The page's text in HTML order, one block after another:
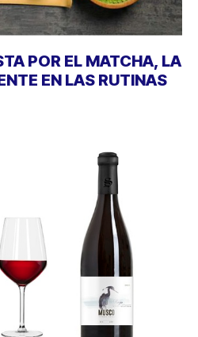
POR EL MATCHA, LA
EN LAS RUTINAS